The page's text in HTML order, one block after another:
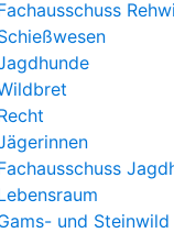
und Steinwild